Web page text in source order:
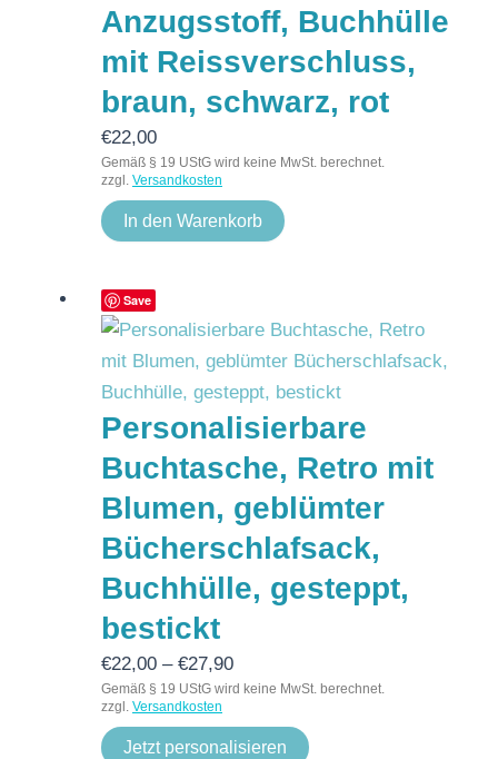
Anzugsstoff, Buchhülle
mit Reissverschluss,
braun, schwarz, rot
€22,00
Gemäß § 19 UStG wird keine MwSt. berechnet.
zzgl. Versandkosten
In den Warenkorb
Save
Personalisierbare
Buchtasche, Retro mit
Blumen, geblümter
Bücherschlafsack,
Buchhülle, gesteppt,
bestickt
€22,00 – €27,90
Gemäß § 19 UStG wird keine MwSt. berechnet.
zzgl. Versandkosten
Jetzt personalisieren